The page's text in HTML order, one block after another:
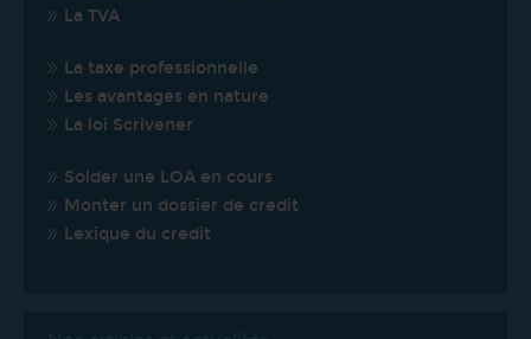
La TVA
La taxe professionnelle
Les avantages en nature
La loi Scrivener
Solder une LOA en cours
Monter un dossier de credit
Lexique du credit